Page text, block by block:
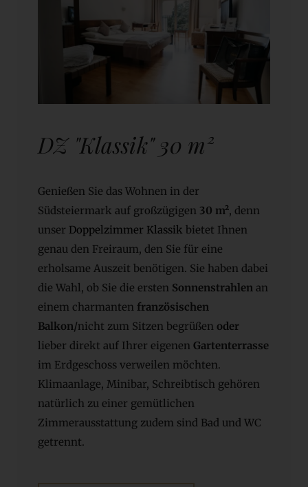
DZ "Klassik" 30 m²
Genießen Sie das Wohnen in der
Südsteiermark auf großzügigen 30 m², denn
unser Doppelzimmer Klassik bietet Ihnen
genau den Freiraum, den Sie für eine
erholsame Auszeit benötigen. Sie haben dabei
die Wahl, ob Sie die ersten Sonnenstrahlen an
einem charmanten französischen
Balkon/nicht zum Sitzen begrüßen oder
lieber direkt auf Ihrer eigenen Gartenterrasse
im Erdgeschoss verweilen möchten.
Klimaanlage, Minibar, Schreibtisch gehören
natürlich zu einer gemütlichen
Zimmerausstattung zudem sind Bad und WC
getrennt.